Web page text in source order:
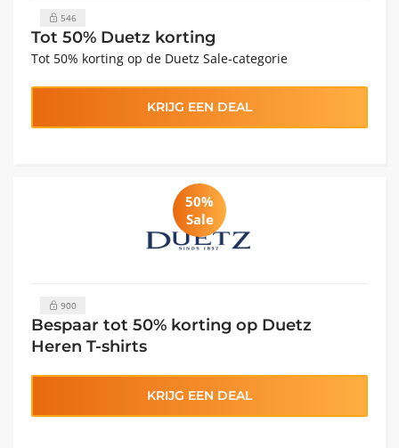
546
Tot 50% Duetz korting
Tot 50% korting op de Duetz Sale-categorie
KRIJG EEN DEAL
50%
Sale
900
Bespaar tot 50% korting op Duetz
Heren T-shirts
KRIJG EEN DEAL